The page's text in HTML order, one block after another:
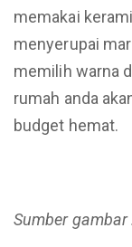
memakai
menyerupai
memilih warna
rumah anda
budget hemat.
Sumber gambar